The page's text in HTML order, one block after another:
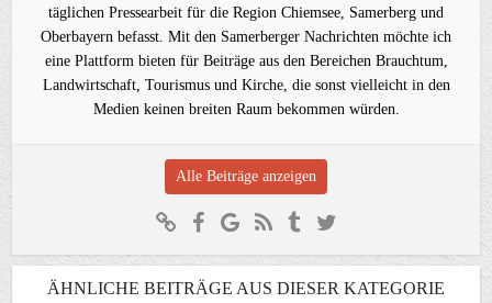
täglichen Pressearbeit für die Region Chiemsee, Samerberg und
Oberbayern befasst. Mit den Samerberger Nachrichten möchte ich
eine Plattform bieten für Beiträge aus den Bereichen Brauchtum,
Landwirtschaft, Tourismus und Kirche, die sonst vielleicht in den
Medien keinen breiten Raum bekommen würden.
Alle Beiträge anzeigen
ÄHNLICHE BEITRÄGE AUS DIESER KATEGORIE